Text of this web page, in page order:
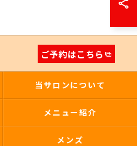
ご予約はこちら
当サロンについて
メニュー紹介
メンズ